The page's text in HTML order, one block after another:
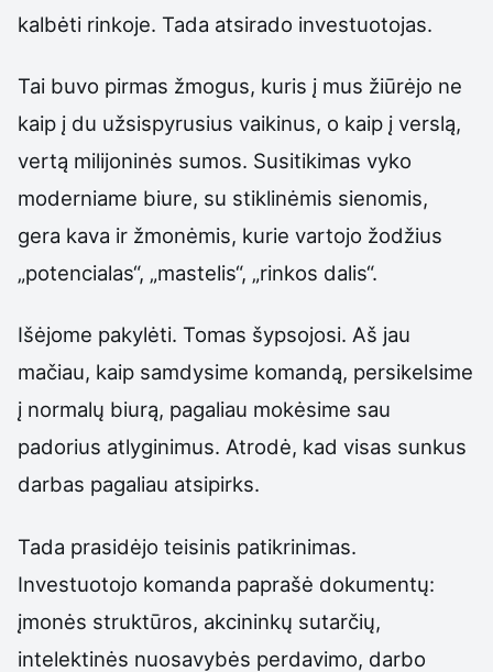
kalbėti rinkoje. Tada atsirado investuotojas.
Tai buvo pirmas žmogus, kuris į mus žiūrėjo ne
kaip į du užsispyrusius vaikinus, o kaip į verslą,
vertą milijoninės sumos. Susitikimas vyko
moderniame biure, su stiklinėmis sienomis,
gera kava ir žmonėmis, kurie vartojo žodžius
„potencialas“, „mastelis“, „rinkos dalis“.
Išėjome pakylėti. Tomas šypsojosi. Aš jau
mačiau, kaip samdysime komandą, persikelsime
į normalų biurą, pagaliau mokėsime sau
padorius atlyginimus. Atrodė, kad visas sunkus
darbas pagaliau atsipirks.
Tada prasidėjo teisinis patikrinimas.
Investuotojo komanda paprašė dokumentų:
įmonės struktūros, akcininkų sutarčių,
intelektinės nuosavybės perdavimo, darbo